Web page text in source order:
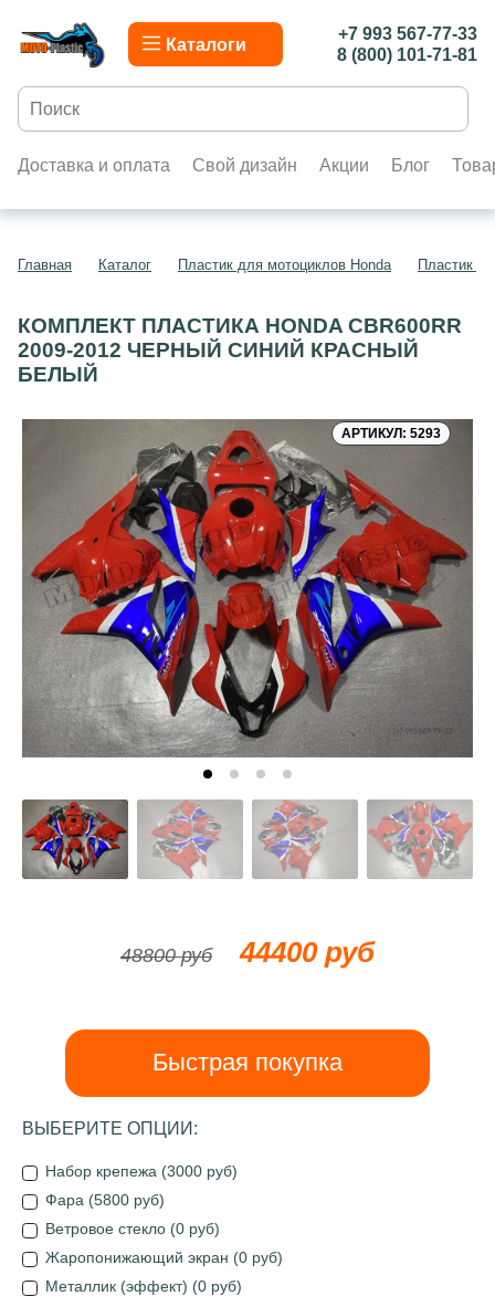
Каталоги
+7 993 567-77-33
8 (800) 101-71-81
Доставка и оплата Свой дизайн Акции Блог
Главная Каталог Пластик для мотоциклов Honda Пластик
КОМПЛЕКТ ПЛАСТИКА HONDA CBR600RR
2009-2012 ЧЕРНЫЙ СИНИЙ КРАСНЫЙ
БЕЛЫЙ
АРТИКУЛ: 5293
48800 руб 44400 руб
Быстрая покупка
ВЫБЕРИТЕ ОПЦИИ:
Набор крепежа (3000 руб)
Фара (5800 руб)
Ветровое стекло (0 руб)
Жаропонижающий экран (0 руб)
Металлик (эффект) (0 руб)